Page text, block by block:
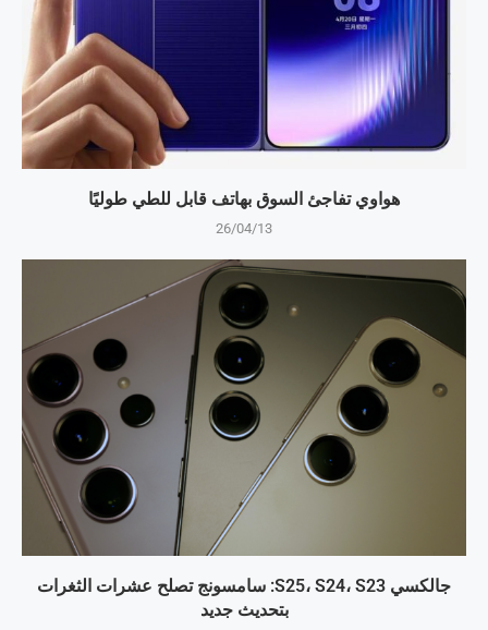
هواوي تفاجئ السوق بهاتف قابل للطي طوليًا
26/04/13
جالكسي S25، S24، S23: سامسونج تصلح عشرات الثغرات
بتحديث جديد